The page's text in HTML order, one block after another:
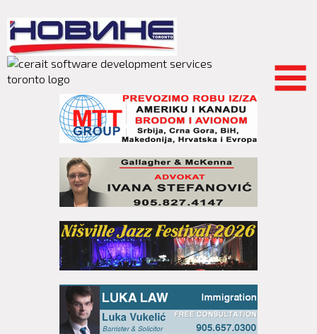
main
content